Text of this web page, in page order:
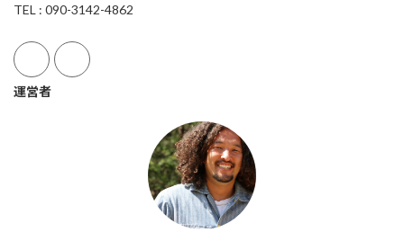
TEL : 090-3142-4862
運営者